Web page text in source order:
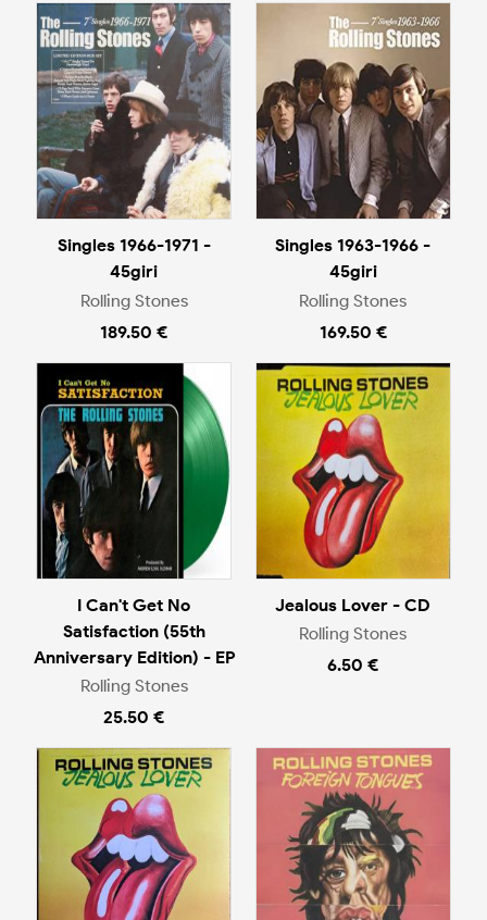
Singles 1966-1971 -
45giri
Rolling Stones
189.50 €
Singles 1963-1966 -
45giri
Rolling Stones
169.50 €
I Can't Get No
Satisfaction (55th
Anniversary Edition) - EP
Rolling Stones
25.50 €
Jealous Lover - CD
Rolling Stones
6.50 €